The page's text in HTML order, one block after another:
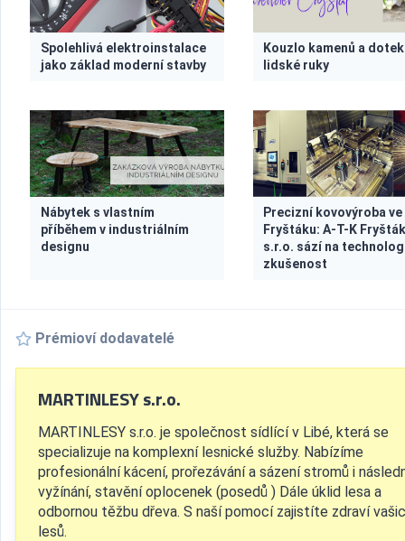
Spolehlivá elektroinstalace
jako základ moderní stavby
Kouzlo kamenů a dotek
lidské ruky
Nábytek s vlastním
příběhem v industriálním
designu
Precizní kovovýroba ve
Fryštáku: A-T-K
s.r.o. sází na
zkušenost
Prémioví dodavatelé
MARTINLESY s.r.o.
MARTINLESY s.r.o. je společnost sídlící v Libé, která se
specializuje na komplexní lesnické služby. Nabízíme
profesionální kácení, prořezávání a sázení stromů i
vyžínání, stavění oplocenek (posedů ) Dále úklid lesa a
odbornou těžbu dřeva. S naší pomocí zajistíte zdraví
lesů.